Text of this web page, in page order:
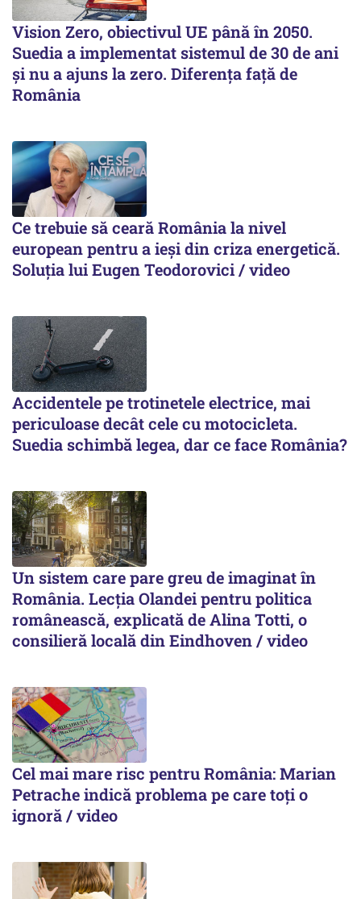
Vision Zero, obiectivul UE până în 2050.
Suedia a implementat sistemul de 30 de ani
şi nu a ajuns la zero. Diferenţa faţă de
România
Ce trebuie să ceară România la nivel
european pentru a ieși din criza energetică.
Soluția lui Eugen Teodorovici / video
Accidentele pe trotinetele electrice, mai
periculoase decât cele cu motocicleta.
Suedia schimbă legea, dar ce face România?
Un sistem care pare greu de imaginat în
România. Lecția Olandei pentru politica
românească, explicată de Alina Totti, o
consilieră locală din Eindhoven / video
Cel mai mare risc pentru România: Marian
Petrache indică problema pe care toți o
ignoră / video